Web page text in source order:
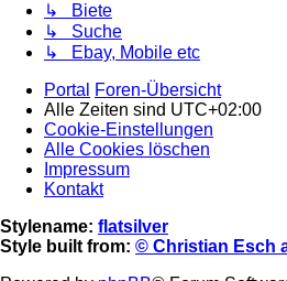
↳ Biete
↳ Suche
↳ Ebay, Mobile etc
Portal
Foren-Übersicht
Alle Zeiten sind UTC+02:00
Cookie-Einstellungen
Alle Cookies löschen
Impressum
Kontakt
Stylename: flatsilver
Style built from: © Christian Esch